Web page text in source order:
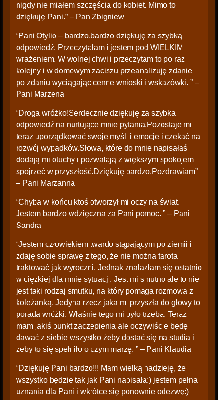
nigdy nie miałem szczęścia do kobiet. Mimo to
dziękuję Pani.” – Pan Zbigniew
“Pani Otylio – bardzo,bardzo dziękuję za szybką
odpowiedź. Przeczytałam i jestem pod WIELKIM
wrażeniem. W wolnej chwili przeczytam to po raz
kolejny i w domowym zaciszu przeanalizuję zdanie
po zdaniu wyciągając cenne wnioski i wskazówki. ” –
Pani Marzena
“Droga wróżko!Serdecznie dziękuję za szybka
odpowiedź na nurtujące mnie pytania.Pozostaje mi
teraz uporządkować swoje myśli i emocje i czekać na
rozwój wypadków.Słowa, które do mnie napisałaś
dodają mi otuchy i pozwalają z większym spokojem
spojrzeć w przyszłość.Dziękuję bardzo.Pozdrawiam”
– Pani Marzanna
“Chyba w końcu ktoś otworzył mi oczy na świat.
Jestem bardzo wdzięczna za Pani pomoc. ” – Pani
Sandra
“Jestem człowiekiem twardo stąpającym po ziemii i
zdaję sobie sprawę z tego, że nie można tarota
traktować jak wyroczni. Jednak znalazłam się ostatnio
w ciężkiej dla mnie sytuacji. Jest mi smutno ale to nie
jest taki rodzaj smutku, na który pomaga rozmowa z
koleżanką. Jedyna rzecz jaka mi przyszła do głowy to
porada wróżki. Właśnie tego mi było trzeba. Teraz
mam jakiś punkt zaczepienia ale oczywiście będę
dawać z siebie wszystko żeby dostać się na studia i
żeby to się spełniło o czym marzę. ” – Pani Klaudia
“Dziękuję Pani bardzo!!! Mam wielką nadzieję, że
wszystko będzie tak jak Pani napisała:) jestem pełna
uznania dla Pani i wkrótce się ponownie odezwę:)